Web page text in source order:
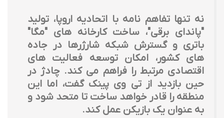
نه تنها تفاهم نامه با اتحادیه اروپا، تولید
"پاندای برقی"، ساخت کارخانه های "مگا"
باتری و گسترش شبکه شارژرها در جاده
های کشور، امکان توسعه فعالیت های
اقتصادی مرتبط را فراهم می کند. چادژ در
حین بازدید از تی وی پینک گفت، اما این
منطقه را قادر خواهد ساخت تا متحد شود و
به عنوان یک بازیکن عمل کند.